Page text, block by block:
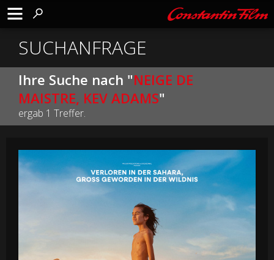
SUCHANFRAGE
Ihre Suche nach "NEIGE DE
MAISTRE, KEV ADAMS"
ergab 1 Treffer.